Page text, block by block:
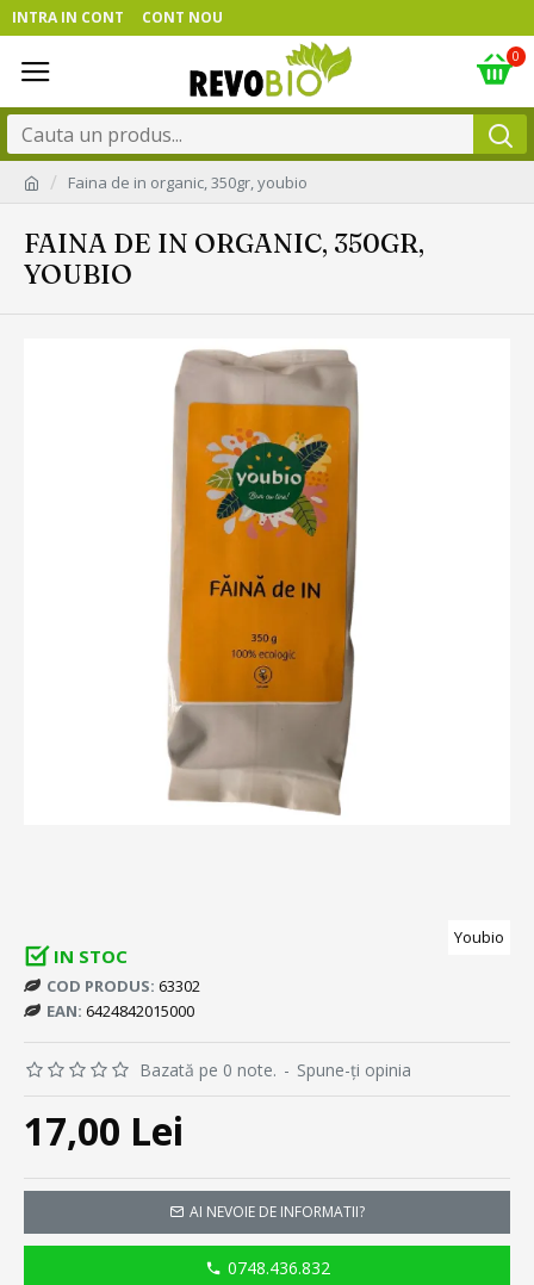
INTRA IN CONT CONT NOU
0
Faina de in organic, 350gr, youbio
FAINA DE IN ORGANIC, 350GR,
YOUBIO
IN STOC
COD PRODUS: 63302
EAN: 6424842015000
Youbio
Bazată pe 0 note. - Spune-ţi opinia
17,00 Lei
AI NEVOIE DE INFORMATII?
0748.436.832